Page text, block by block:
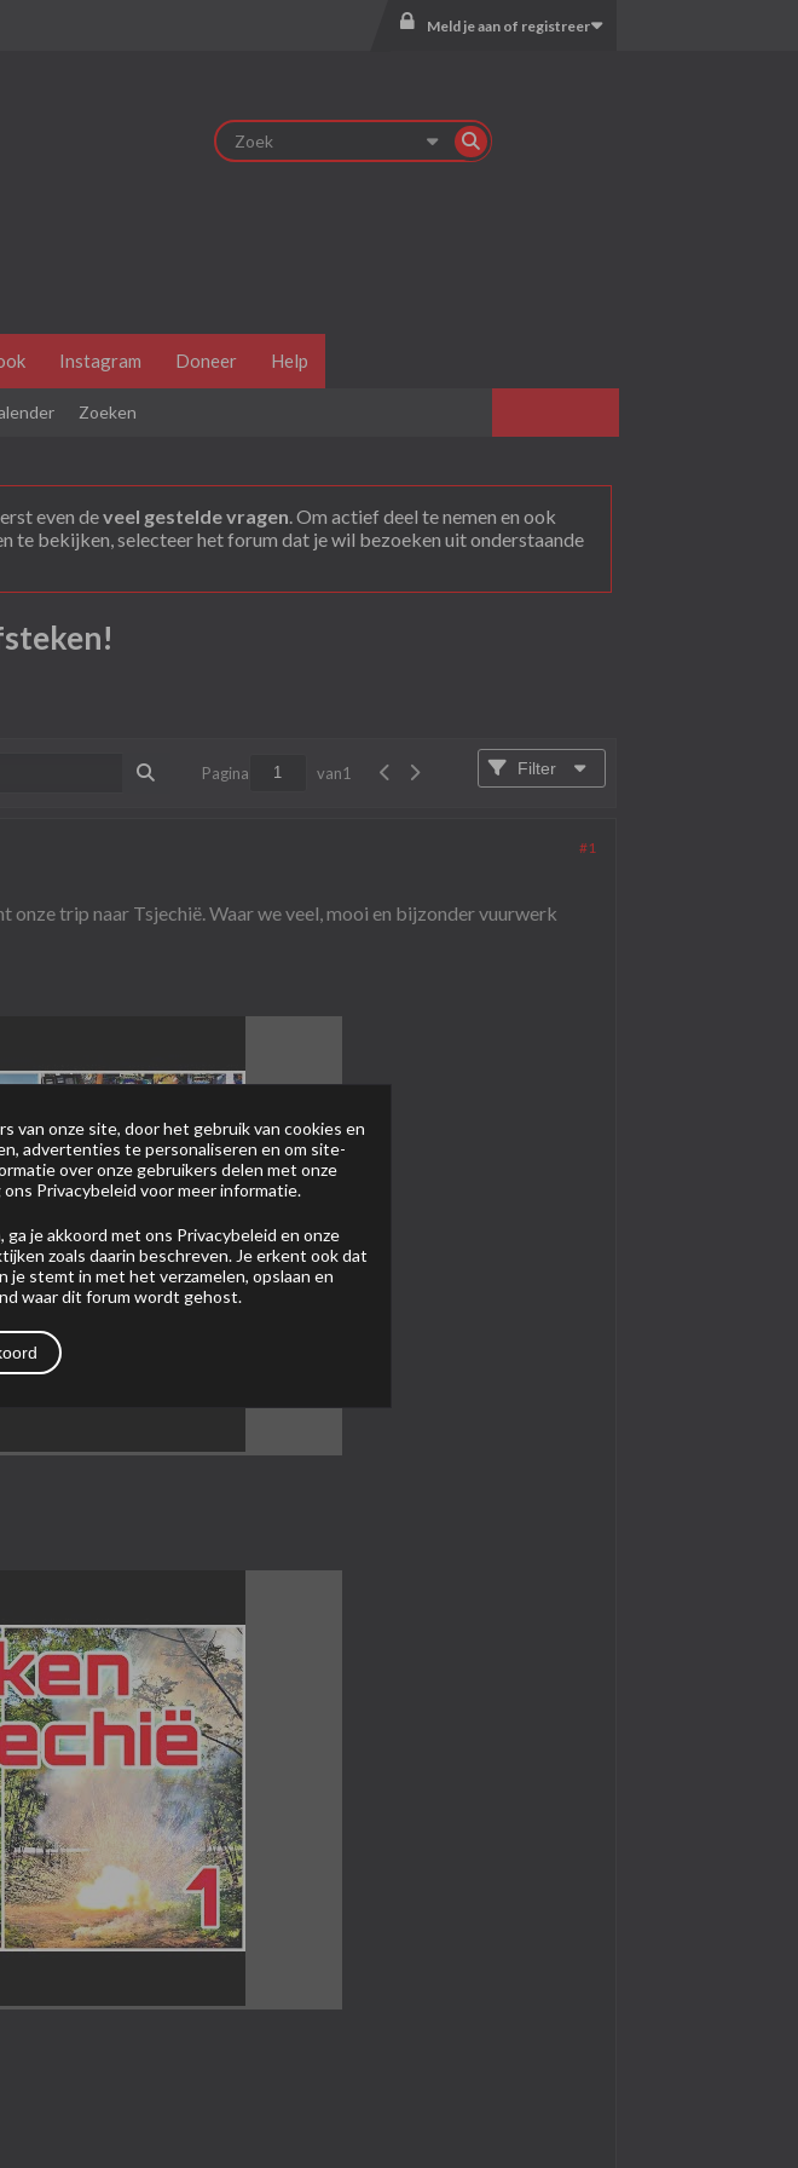
Meld je aan of registreer
Instagram Doneer Help
Zoeken
even deveel gestelde vragen. Om actief deel te nemen en ook
te bekijken, selecteer het forum dat je wil bezoeken uit onderstaande
Pagina van1 Filter
#1
trip naar Tsjechië. Waar we veel, mooi en bijzonder vuurwerk
van onze site, door het gebruik van cookies en
advertenties te personaliseren en om site-
over onze gebruikers delen met onze
ons Privacybeleid voor meer informatie.
ga je akkoord met ons Privacybeleid en onze
zoals daarin beschreven. Je erkent ook dat
stemt in met het verzamelen, opslaan en
waar dit forum wordt gehost.